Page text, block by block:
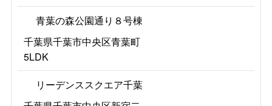
青葉の森公園通り８号棟
千葉県千葉市中央区青葉町
5LDK
リーデンススクエア千葉